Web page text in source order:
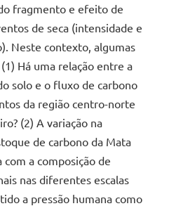
fragmento e efeito de
de seca (intensidade e
Neste contexto, algumas
Há uma relação entre a
solo e o fluxo de carbono
da região centro-norte
(2) A variação na
de carbono da Mata
a composição de
nas diferentes escalas
a pressão humana como